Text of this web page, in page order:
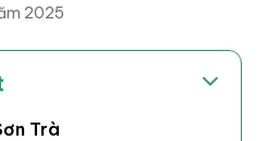
2025
Trà